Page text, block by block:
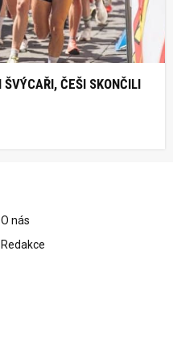
ČEŠI SKONČILI
O nás
Redakce